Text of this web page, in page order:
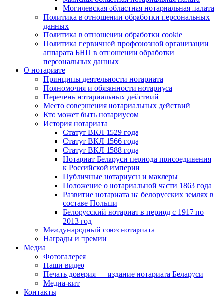
Могилевская областная нотариальная палата
Политика в отношении обработки персональных
данных
Политика в отношении обработки cookie
Политика первичной профсоюзной организации
аппарата БНП в отношении обработки
персональных данных
О нотариате
Принципы деятельности нотариата
Полномочия и обязанности нотариуса
Перечень нотариальных действий
Место совершения нотариальных действий
Кто может быть нотариусом
История нотариата
Статут ВКЛ 1529 года
Статут ВКЛ 1566 года
Статут ВКЛ 1588 года
Нотариат Беларуси периода присоединения
к Российской империи
Публичные нотариусы и маклеры
Положение о нотариальной части 1863 года
Развитие нотариата на белорусских землях в
составе Польши
Белорусский нотариат в период с 1917 по
2013 год
Международный союз нотариата
Награды и премии
Медиа
Фотогалерея
Наши видео
Печать доверия — издание нотариата Беларуси
Медиа-кит
Контакты